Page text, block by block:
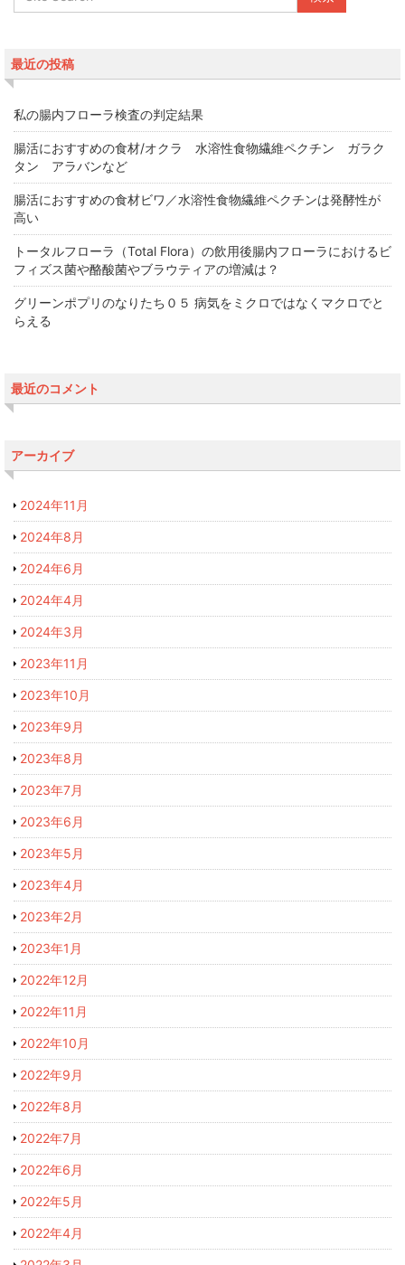
最近の投稿
私の腸内フローラ検査の判定結果
腸活におすすめの食材/オクラ 水溶性食物繊維ペクチン ガラク
タン アラバンなど
腸活におすすめの食材ビワ／水溶性食物繊維ペクチンは発酵性が
高い
トータルフローラ（Total Flora）の飲用後腸内フローラにおけるビ
フィズス菌や酪酸菌やブラウティアの増減は？
グリーンポプリのなりたち０５ 病気をミクロではなくマクロでと
らえる
最近のコメント
アーカイブ
2024年11月
2024年8月
2024年6月
2024年4月
2024年3月
2023年11月
2023年10月
2023年9月
2023年8月
2023年7月
2023年6月
2023年5月
2023年4月
2023年2月
2023年1月
2022年12月
2022年11月
2022年10月
2022年9月
2022年8月
2022年7月
2022年6月
2022年5月
2022年4月